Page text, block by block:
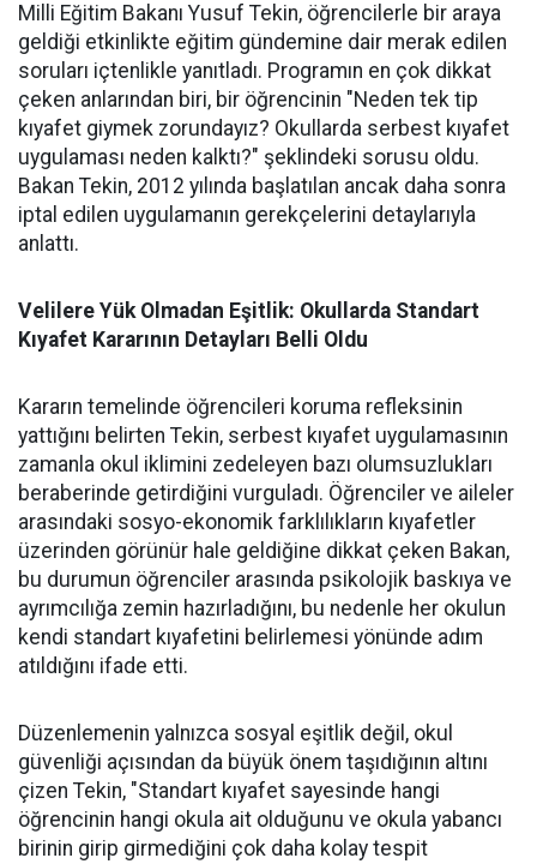
Milli Eğitim Bakanı Yusuf Tekin, öğrencilerle bir araya
geldiği etkinlikte eğitim gündemine dair merak edilen
soruları içtenlikle yanıtladı. Programın en çok dikkat
çeken anlarından biri, bir öğrencinin "Neden tek tip
kıyafet giymek zorundayız? Okullarda serbest kıyafet
uygulaması neden kalktı?" şeklindeki sorusu oldu.
Bakan Tekin, 2012 yılında başlatılan ancak daha sonra
iptal edilen uygulamanın gerekçelerini detaylarıyla
anlattı.
Velilere Yük Olmadan Eşitlik: Okullarda Standart
Kıyafet Kararının Detayları Belli Oldu
Kararın temelinde öğrencileri koruma refleksinin
yattığını belirten Tekin, serbest kıyafet uygulamasının
zamanla okul iklimini zedeleyen bazı olumsuzlukları
beraberinde getirdiğini vurguladı. Öğrenciler ve aileler
arasındaki sosyo-ekonomik farklılıkların kıyafetler
üzerinden görünür hale geldiğine dikkat çeken Bakan,
bu durumun öğrenciler arasında psikolojik baskıya ve
ayrımcılığa zemin hazırladığını, bu nedenle her okulun
kendi standart kıyafetini belirlemesi yönünde adım
atıldığını ifade etti.
Düzenlemenin yalnızca sosyal eşitlik değil, okul
güvenliği açısından da büyük önem taşıdığının altını
çizen Tekin, "Standart kıyafet sayesinde hangi
öğrencinin hangi okula ait olduğunu ve okula yabancı
birinin girip girmediğini çok daha kolay tespit